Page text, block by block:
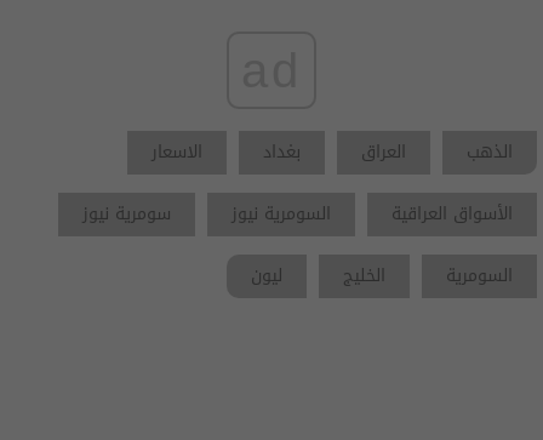
الذهب العراق بغداد
الاسعار
الأسواق العراقية
السومرية نيوز
سومرية نيوز
السومرية
الخليج ليون